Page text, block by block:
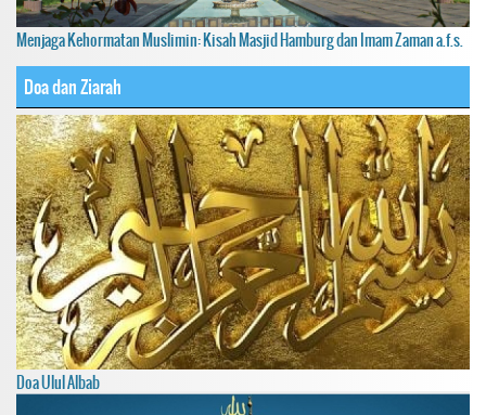
Menjaga Kehormatan Muslimin: Kisah Masjid Hamburg dan Imam Zaman a.f.s.
Doa dan Ziarah
Doa Ulul Albab